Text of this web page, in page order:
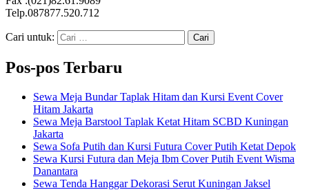
Telp.087877.520.712
Cari untuk:
Pos-pos Terbaru
Sewa Meja Bundar Taplak Hitam dan Kursi Event Cover
Hitam Jakarta
Sewa Meja Barstool Taplak Ketat Hitam SCBD Kuningan
Jakarta
Sewa Sofa Putih dan Kursi Futura Cover Putih Ketat Depok
Sewa Kursi Futura dan Meja Ibm Cover Putih Event Wisma
Danantara
Sewa Tenda Hanggar Dekorasi Serut Kuningan Jaksel